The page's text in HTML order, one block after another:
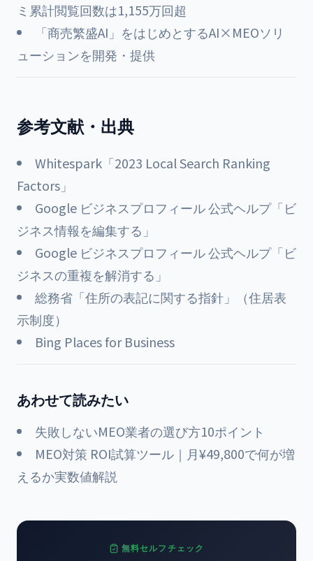
ミ累計閲覧回数は1,155万回超
「商売繁盛AI」をはじめとするAI×MEOソリ
ューションを開発・提供
参考文献・出典
Whitespark「2023 Local Search Ranking
Factors」
Google ビジネスプロフィール 公式ヘルプ「ビ
ジネス情報を編集する」
Google ビジネスプロフィール 公式ヘルプ「ビ
ジネスの重複を解消する」
総務省「住所の表記に関する指針」（住居表
示制度）
Bing Places for Business
あわせて読みたい
失敗しないMEO業者の選び方10ポイント
MEO対策 ROI試算ツール｜月¥49,800で何が増
えるか実数値解説
無料セルフチェック